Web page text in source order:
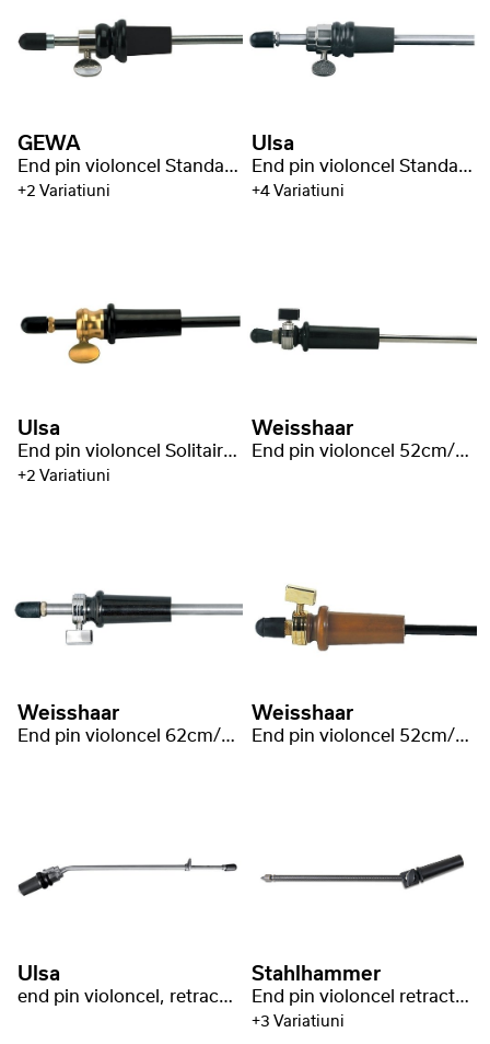
GEWA
End pin violoncel Standard 62cm/Ø10mm
+2 Variatiuni
Ulsa
End pin violoncel Standard 62cm/Ø10mm
+4 Variatiuni
Ulsa
End pin violoncel Solitaire 62cm/Ø10mm
+2 Variatiuni
Weisshaar
End pin violoncel 52cm/Ø8mm
Weisshaar
End pin violoncel 62cm/Ø10mm
Weisshaar
End pin violoncel 52cm/Ø8mm Cimisir
Ulsa
end pin violoncel, retractabil
Stahlhammer
End pin violoncel retractabil Carbon Fiber
+3 Variatiuni